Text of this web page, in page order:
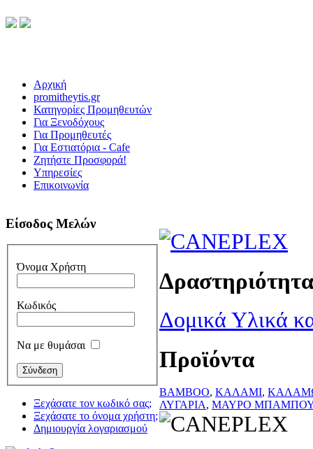
Αρχική
promitheytis.gr
Κατηγορίες Προμηθευτών
Για Ξενοδόχους
Για Προμηθευτές
Για Εστιατόρια - Cafe
Ζητήστε Προσφορά!
Υπηρεσίες
Επικοινωνία
Είσοδος Μελών
Όνομα Χρήστη
Κωδικός
Να με θυμάσαι
Ξεχάσατε τον κωδικό σας;
Ξεχάσατε το όνομα χρήστη;
Δημιουργία λογαριασμού
Δραστηριότητα
Δομικά Υλικά
Προϊόντα
BAMBOO, ΚΑΛΑΜΙ,
ΛΥΓΑΡΙΑ, ΜΑΥΡΟ ΜΠΑΜΠΟΥ